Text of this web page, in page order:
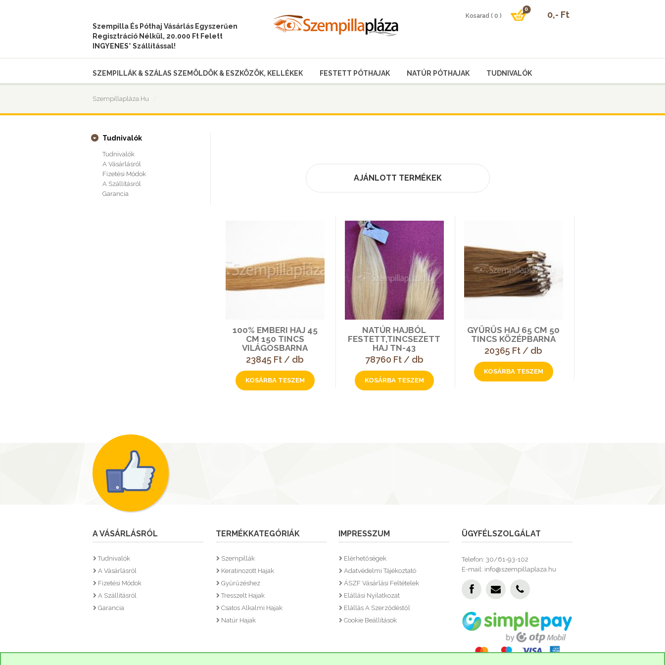
Szempilla És Póthaj Vásárlás Egyszerűen
Regisztráció Nélkül, 20.000 Ft Felett
INGYENES* Szállítással!
SZEMPILLÁK & SZÁLAS SZEMÖLDÖK & ESZKÖZÖK, KELLÉKEK FESTETT PÓTHAJAK NATÚR PÓTHAJAK TUDNIVALÓK
Szempillapláza.hu
Tudnivalók
Tudnivalók
A Vásárlásról
Fizetési Módok
A Szállításról
Garancia
AJÁNLOTT TERMÉKEK
100% EMBERI HAJ 45
CM 150 TINCS
VILÁGOSBARNA
23845 Ft / db
NATÚR HAJBÓL
FESTETT,TINCSEZETT
HAJ TN-43
78760 Ft / db
GYŰRŰS HAJ 65 CM 50
TINCS KÖZÉPBARNA
20365 Ft / db
A VÁSÁRLÁSRÓL
Tudnivalók
A Vásárlásról
Fizetési Módok
A Szállításról
Garancia
TERMÉKKATEGÓRIÁK
Szempillák
Keratinozott Hajak
Gyűrűzéshez
Tresszelt Hajak
Csatos Alkalmi Hajak
Natúr Hajak
IMPRESSZUM
Elérhetőségek
Adatvédelmi Tájékoztató
ÁSZF Vásárlási Feltételek
Elállási Nyilatkozat
Elállás A Szerződéstől
Cookie Beállítások
ÜGYFÉLSZOLGÁLAT
Telefon: 30/61-93-102
E-mail: info@szempillaplaza.hu